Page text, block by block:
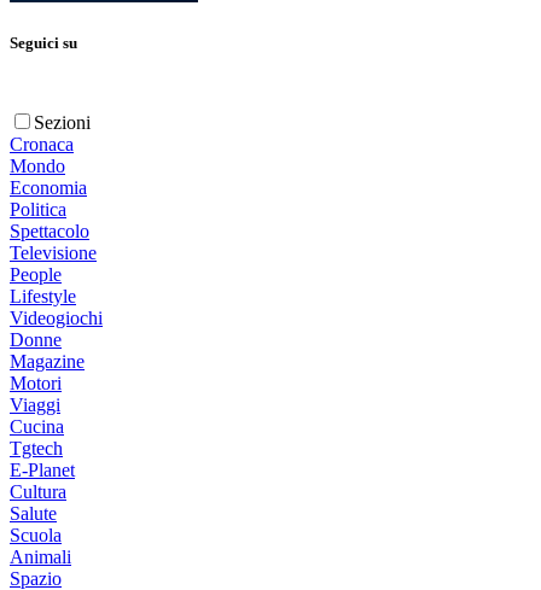
Seguici su
Sezioni
Cronaca
Mondo
Economia
Politica
Spettacolo
Televisione
People
Lifestyle
Videogiochi
Donne
Magazine
Motori
Viaggi
Cucina
Tgtech
E-Planet
Cultura
Salute
Scuola
Animali
Spazio